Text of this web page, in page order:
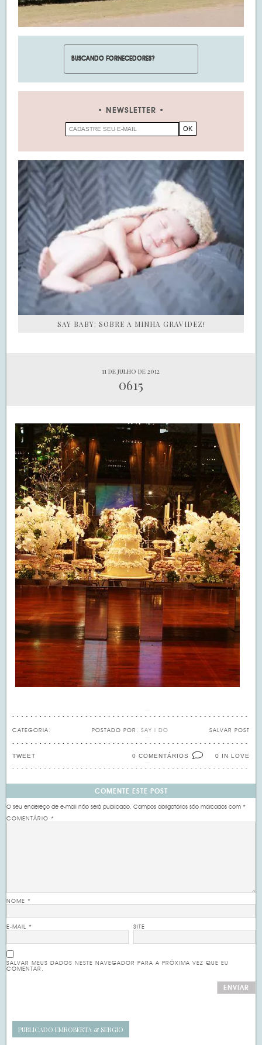
NEWSLETTER
SAY BABY: SOBRE A MINHA GRAVIDEZ!
11 de julho de 2012
0615
CATEGORIA: SALVAR POST
POSTADO POR: SAY I DO
0 IN LOVE
0 COMENTÁRIOS
TWEET
COMENTE ESTE POST
O seu endereço de e-mail não será publicado. Campos obrigatórios são marcados com*
COMENTÁRIO*
NOME*
E-MAIL* SITE
SALVAR MEUS DADOS NESTE NAVEGADOR PARA A PRÓXIMA VEZ QUE EU
COMENTAR.
PUBLICADO EMROBERTA & SERGIO